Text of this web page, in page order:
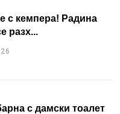
с кемпера! Радина
разх...
с дамски тоалет